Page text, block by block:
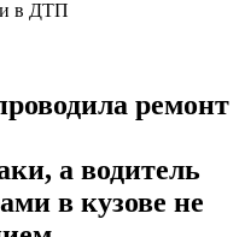
ремонт
а водитель
в кузове не